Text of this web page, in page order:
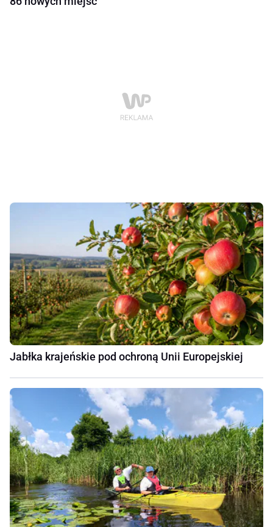
Jabłka krajeńskie pod ochroną Unii Europejskiej